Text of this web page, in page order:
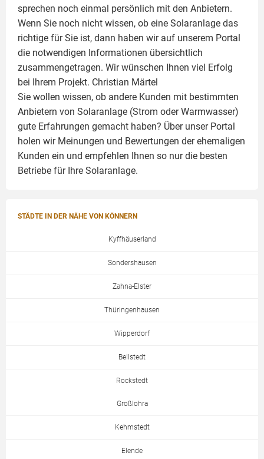
sprechen noch einmal persönlich mit den Anbietern.
Wenn Sie noch nicht wissen, ob eine Solaranlage das
richtige für Sie ist, dann haben wir auf unserem Portal
die notwendigen Informationen übersichtlich
zusammengetragen. Wir wünschen Ihnen viel Erfolg
bei Ihrem Projekt. Christian Märtel
Sie wollen wissen, ob andere Kunden mit bestimmten
Anbietern von Solaranlage (Strom oder Warmwasser)
gute Erfahrungen gemacht haben? Über unser Portal
holen wir Meinungen und Bewertungen der ehemaligen
Kunden ein und empfehlen Ihnen so nur die besten
Betriebe für Ihre Solaranlage.
STÄDTE IN DER NÄHE VON KÖNNERN
Kyffhäuserland
Sondershausen
Zahna-Elster
Thüringenhausen
Wipperdorf
Bellstedt
Rockstedt
Großlohra
Kehmstedt
Elende